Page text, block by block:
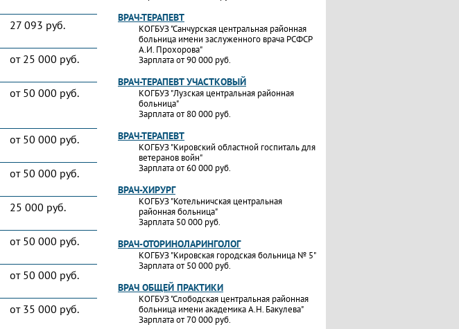
27 093 руб.
от 25 000 руб.
от 50 000 руб.
от 50 000 руб.
от 50 000 руб.
25 000 руб.
от 50 000 руб.
от 50 000 руб.
от 35 000 руб.
ВРАЧ-ТЕРАПЕВТ
КОГБУЗ "Санчурская центральная районная
больница имени заслуженного врача РСФСР
А.И. Прохорова"
Зарплата от 90 000 руб.
ВРАЧ-ТЕРАПЕВТ УЧАСТКОВЫЙ
КОГБУЗ "Лузская центральная районная
больница"
Зарплата от 80 000 руб.
ВРАЧ-ТЕРАПЕВТ
КОГБУЗ "Кировский областной госпиталь для
ветеранов войн"
Зарплата от 60 000 руб.
ВРАЧ-ХИРУРГ
КОГБУЗ "Котельничская центральная
районная больница"
Зарплата 50 000 руб.
ВРАЧ-ОТОРИНОЛАРИНГОЛОГ
КОГБУЗ "Кировская городская больница № 5"
Зарплата от 50 000 руб.
ВРАЧ ОБЩЕЙ ПРАКТИКИ
КОГБУЗ "Слободская центральная районная
больница имени академика А.Н. Бакулева"
Зарплата от 70 000 руб.